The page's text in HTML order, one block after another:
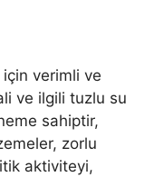
verimli ve
ve ilgili tuzlu su
sahiptir,
zorlu
aktiviteyi,